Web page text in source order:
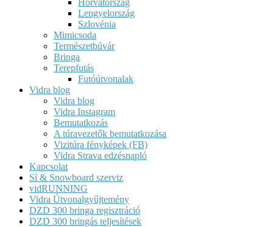
Lengyelország
Szlovénia
Mimicsoda
Természetbúvár
Bringa
Terepfutás
Futóútvonalak
Vidra blog
Vidra blog
Vidra Instagram
Bemutatkozás
A túravezetők bemutatkozása
Vizitúra fényképek (FB)
Vidra Strava edzésnapló
Kapcsolat
Sí & Snowboard szerviz
vidRUNNING
Vidra Útvonalgyűjtemény
DZD 300 bringa regisztráció
DZD 300 bringás teljesítések